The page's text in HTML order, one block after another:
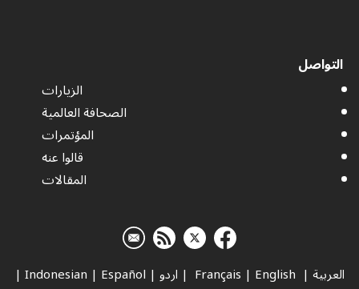
التواصل
الزيارات
الصحافة العالمية
المؤتمرات
قالوا عنه
المقالات
العربية |
| English
| اردو |
Indonesian | Español
|